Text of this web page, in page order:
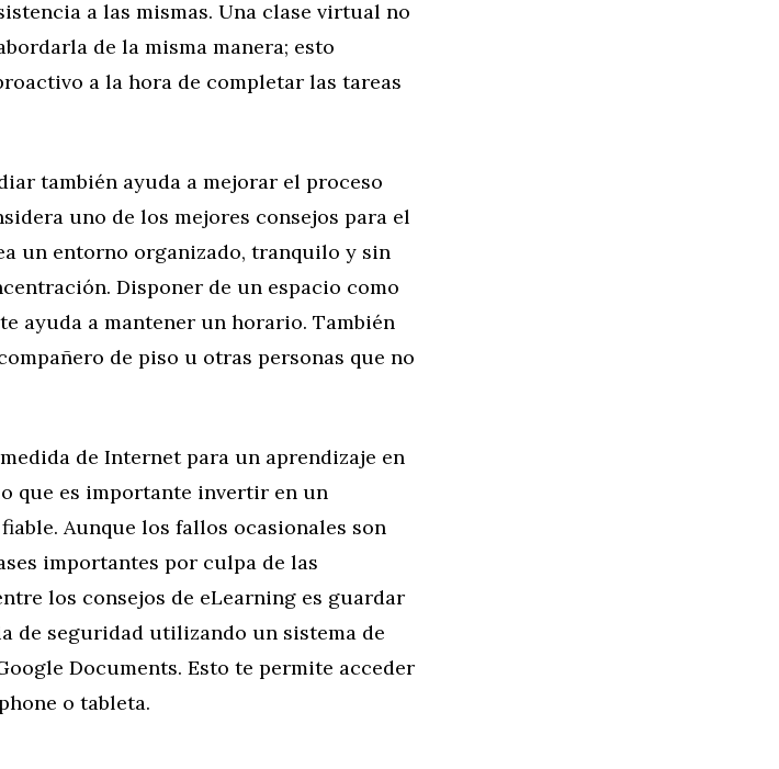
a las mismas. Una clase virtual no
de la misma manera; esto
a la hora de completar las tareas
también ayuda a mejorar el proceso
uno de los mejores consejos para el
un entorno organizado, tranquilo y sin
Disponer de un espacio como
ayuda a mantener un horario. También
de piso u otras personas que no
de Internet para un aprendizaje en
que es importante invertir en un
Aunque los fallos ocasionales son
importantes por culpa de las
los consejos de eLearning es guardar
de seguridad utilizando un sistema de
Documents. Esto te permite acceder
o tableta.